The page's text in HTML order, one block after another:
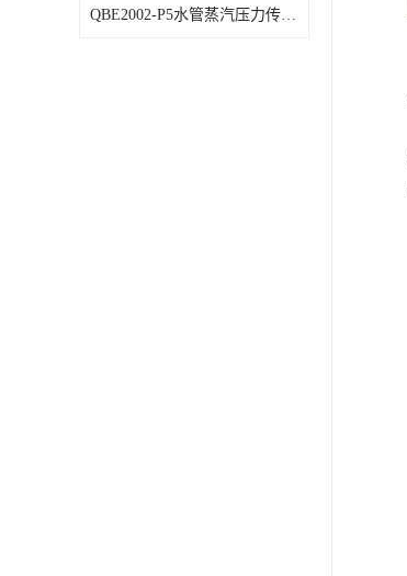
QBE2002-P5水管蒸汽压力传感器西门子产品技术规格